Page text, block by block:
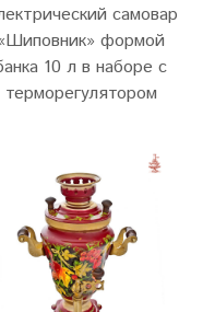
самовар
формой
10 л в наборе с
терморегулятором